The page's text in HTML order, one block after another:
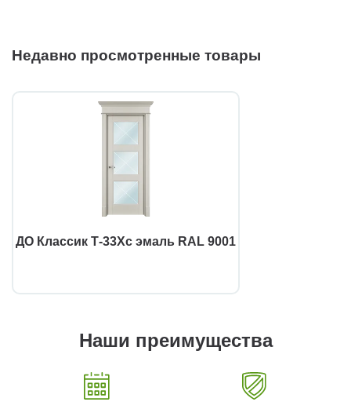
Недавно просмотренные товары
ДО Классик Т-33Хс эмаль RAL 9001
Наши преимущества